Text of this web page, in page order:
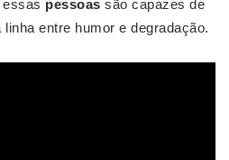
pessoas são capazes de
entre humor e degradação.